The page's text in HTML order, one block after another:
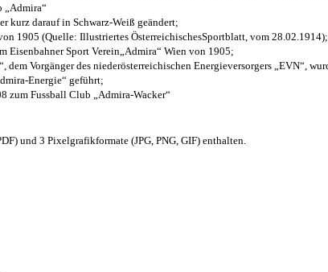
„Admira“
kurz darauf in Schwarz-Weiß geändert;
1905 (Quelle: Illustriertes ÖsterreichischesSportblatt, vom 28.02.1914);
Eisenbahner Sport Verein„Admira“ Wien von 1905;
dem Vorgänger des niederösterreichischen Energieversorgers „EVN“,
Energie“ geführt;
zum Fussball Club „Admira-Wacker“
und 3 Pixelgrafikformate (JPG, PNG, GIF) enthalten.